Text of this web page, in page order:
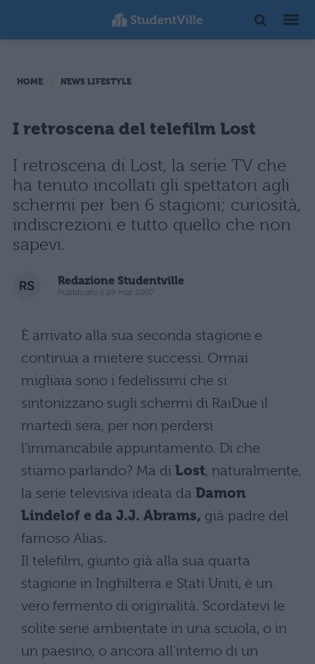
HOME NEWS LIFESTYLE
I retroscena del telefilm Lost
I retroscena di Lost, la serie TV che
ha tenuto incollati gli spettatori agli
schermi per ben 6 stagioni; curiosità,
indiscrezioni e tutto quello che non
sapevi.
Redazione Studentville
Pubblicato il 29 mar 2007
È arrivato alla sua seconda stagione e
continua a mietere successi. Ormai
migliaia sono i fedelissimi che si
sintonizzano sugli schermi di RaiDue il
martedì sera, per non perdersi
l’immancabile appuntamento. Di che
stiamo parlando? Ma di Lost, naturalmente,
la serie televisiva ideata da Damon
Lindelof e da J.J. Abrams, già padre del
famoso Alias.
Il telefilm, giunto già alla sua quarta
stagione in Inghilterra e Stati Uniti, è un
vero fermento di originalità. Scordatevi le
solite serie ambientate in una scuola, o in
un paesino, o ancora all’interno di un